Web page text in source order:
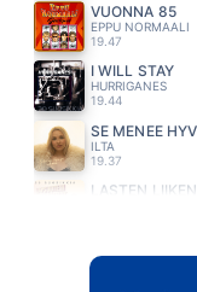
VUONNA 85
EPPU NORMAALI
19.47
I WILL STAY
HURRIGANES
19.44
SE MENEE
ILTA
19.37
LASTEN
HAVAKKA ARJA